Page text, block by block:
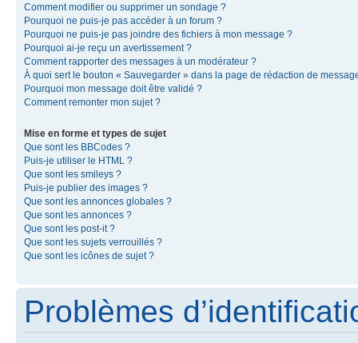
Comment modifier ou supprimer un sondage ?
Pourquoi ne puis-je pas accéder à un forum ?
Pourquoi ne puis-je pas joindre des fichiers à mon message ?
Pourquoi ai-je reçu un avertissement ?
Comment rapporter des messages à un modérateur ?
À quoi sert le bouton « Sauvegarder » dans la page de rédaction de
Pourquoi mon message doit être validé ?
Comment remonter mon sujet ?
Mise en forme et types de sujet
Que sont les BBCodes ?
Puis-je utiliser le HTML ?
Que sont les smileys ?
Puis-je publier des images ?
Que sont les annonces globales ?
Que sont les annonces ?
Que sont les post-it ?
Que sont les sujets verrouillés ?
Que sont les icônes de sujet ?
Problèmes